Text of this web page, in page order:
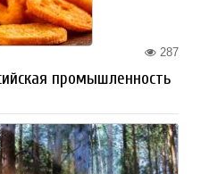
287
промышленность